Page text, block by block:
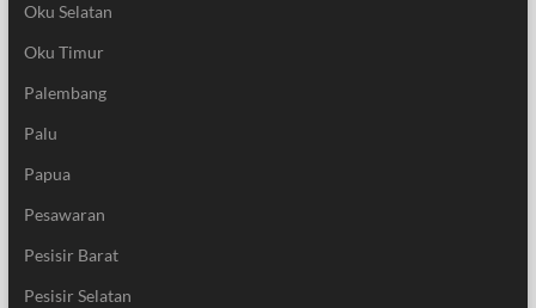
Oku Selatan
Oku Timur
Palembang
Palu
Papua
Pesawaran
Pesisir Barat
Pesisir Selatan